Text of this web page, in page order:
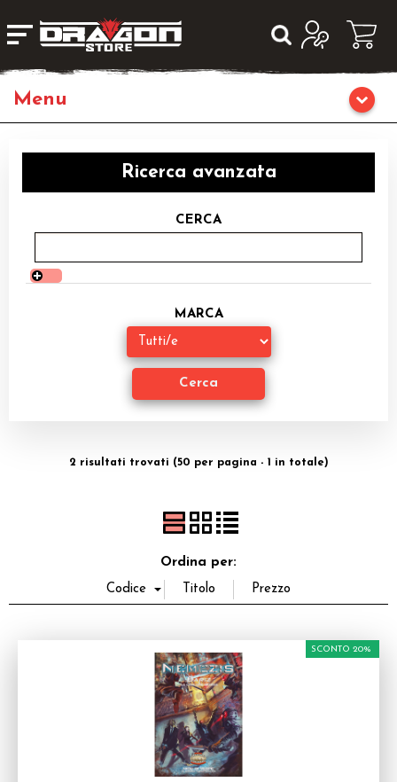
Giochi da Tavolo
Librigame
Editoria
Giochi di Carte Collezionabili
Accessori
Ricerca avanzata
CERCA
MARCA
2 risultati trovati (50 per pagina - 1 in totale)
Ordina per:
SCONTO 20%